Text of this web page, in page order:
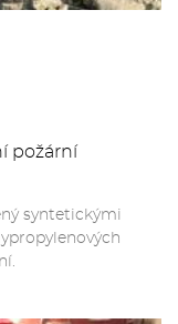
požární
syntetickými